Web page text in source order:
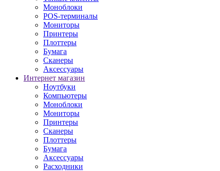
Моноблоки
POS-терминалы
Мониторы
Принтеры
Плоттеры
Бумага
Сканеры
Аксессуары
Интернет магазин
Ноутбуки
Компьютеры
Моноблоки
Мониторы
Принтеры
Сканеры
Плоттеры
Бумага
Аксессуары
Расходники